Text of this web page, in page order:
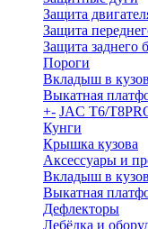
Защита
Защита
Защита заднего
Пороги
Вкладыш в кузов
Выкатная
+- JAC T6/
Кунги
Крышка кузова
Аксессуары и
Вкладыш в кузов
Выкатная
Дефлекторы
Лебёдка и